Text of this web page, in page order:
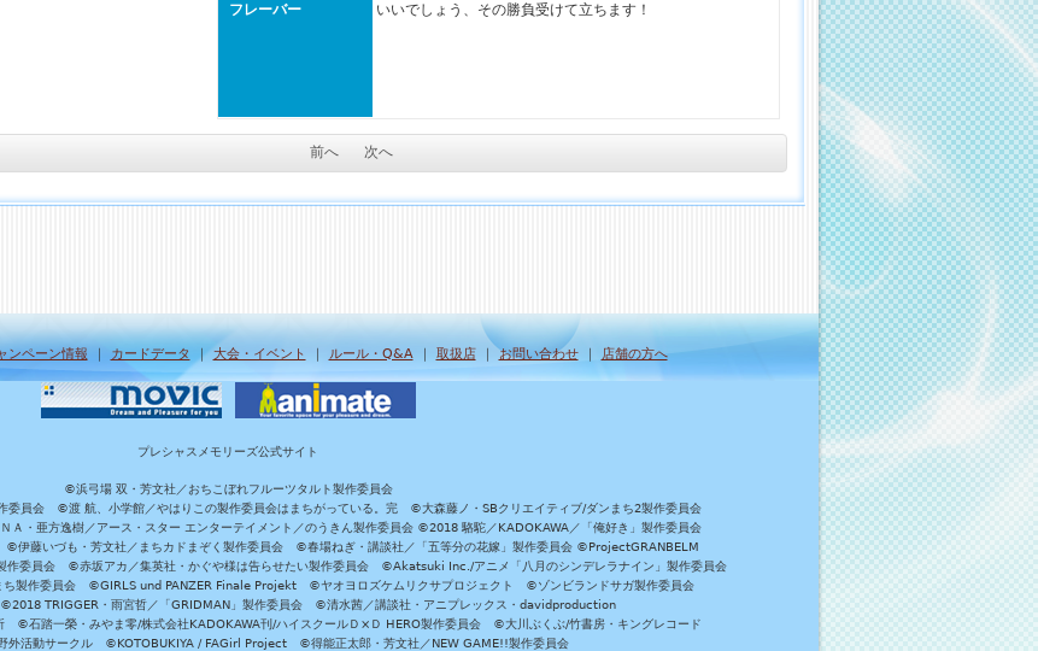
フレーバー いいでしょう、その勝負受けて立ちます！
前へ 次へ
ンペーン情報 ｜ カードデータ ｜大会・イベント ｜ ルール・Q&A｜ 取扱店｜お問い合わせ｜ 店舗の方へ
プレシャスメモリーズ公式サイト
©浜弓場 双・芳文社／おちこぼれフルーツタルト製作委員会
委員会 ©渡 航、小学館／やはりこの製作委員会はまちがっている。完 ©大森藤ノ・SBクリエイティブ/ダンまち2製作委員会
・亜方逸樹／アース・スター エンターテイメント／のうきん製作委員会 ©2018 駱駝／KADOKAWA／「俺好き」製作委員会
伊藤いづも・芳文社／まちカドまぞく製作委員会 ©春場ねぎ・講談社／「五等分の花嫁」製作委員会 ©ProjectGRANBELM
作委員会 ©赤坂アカ／集英社・かぐや様は告らせたい製作委員会 ©Akatsuki Inc./アニメ「八月のシンデレラナイン」製作委員会
ち製作委員会 ©GIRLS und PANZER Finale Projekt ©ヤオヨロズケムリクサプロジェクト ©ゾンビランドサガ製作委員会
TRIGGER・雨宮哲／「GRIDMAN」製作委員会 ©清水茜／講談社・アニプレックス・davidproduction
石踏一榮・みやま零/株式会社KADOKAWA刊/ハイスクールＤ×Ｄ HERO製作委員会 ©大川ぶくぶ/竹書房・キングレコード
外活動サークル ©KOTOBUKIYA / FAGirl Project ©得能正太郎・芳文社／NEW GAME!!製作委員会